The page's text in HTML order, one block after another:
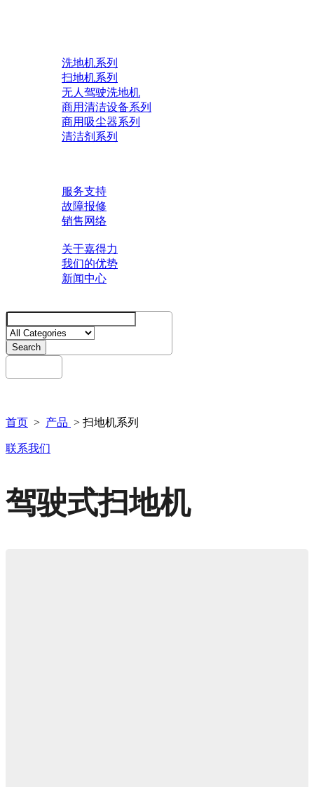
洗地机系列
扫地机系列
无人驾驶洗地机
商用清洁设备系列
商用吸尘器系列
清洁剂系列
服务支持
故障报修
销售网络
关于嘉得力
我们的优势
新闻中心
Search
首页 > 产品 > 扫地机系列
联系我们
驾驶式扫地机